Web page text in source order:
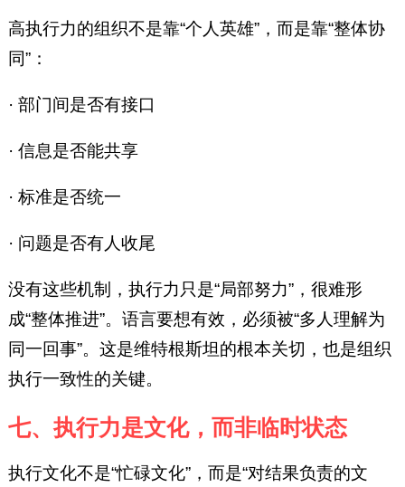
高执行力的组织不是靠“个人英雄”，而是靠“整体协
同”：
· 部门间是否有接口
· 信息是否能共享
· 标准是否统一
· 问题是否有人收尾
没有这些机制，执行力只是“局部努力”，很难形
成“整体推进”。语言要想有效，必须被“多人理解为
同一回事”。这是维特根斯坦的根本关切，也是组织
执行一致性的关键。
七、执行力是文化，而非临时状态
执行文化不是“忙碌文化”，而是“对结果负责的文